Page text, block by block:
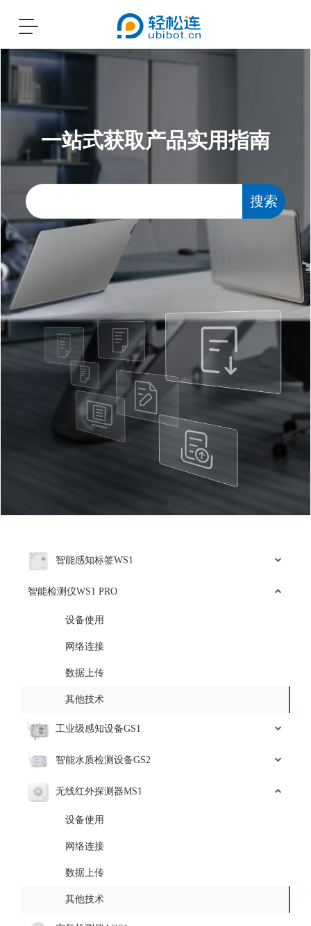
Toggle
一站式获取产品实用指南
搜索
智能感知标签WS1
智能检测仪WS1 PRO
设备使用
网络连接
数据上传
其他技术
工业级感知设备GS1
智能水质检测设备GS2
无线红外探测器MS1
设备使用
网络连接
数据上传
其他技术